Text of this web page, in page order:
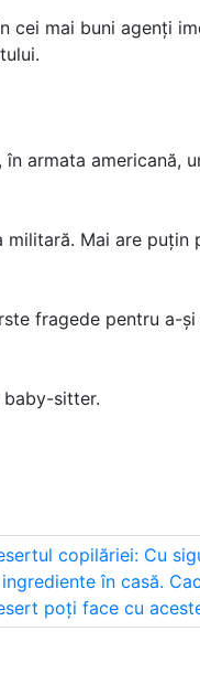
cei mai buni agenți
armata americană,
Mai are puțin
fragede pentru a-
sitter.
copilăriei: Cu
ingrediente în casă.
poți face cu